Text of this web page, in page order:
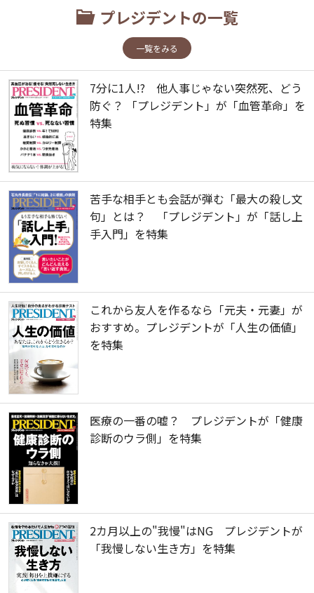
プレジデントの一覧
一覧をみる
7分に1人!? 他人事じゃない突然死、どう
防ぐ？ 「プレジデント」が「血管革命」を
特集
苦手な相手とも会話が弾む「最大の殺し文
句」とは？ 「プレジデント」が「話し上
手入門」を特集
これから友人を作るなら「元夫・元妻」が
おすすめ。プレジデントが「人生の価値」
を特集
医療の一番の嘘？ プレジデントが「健康
診断のウラ側」を特集
2カ月以上の"我慢"はNG プレジデントが
「我慢しない生き方」を特集